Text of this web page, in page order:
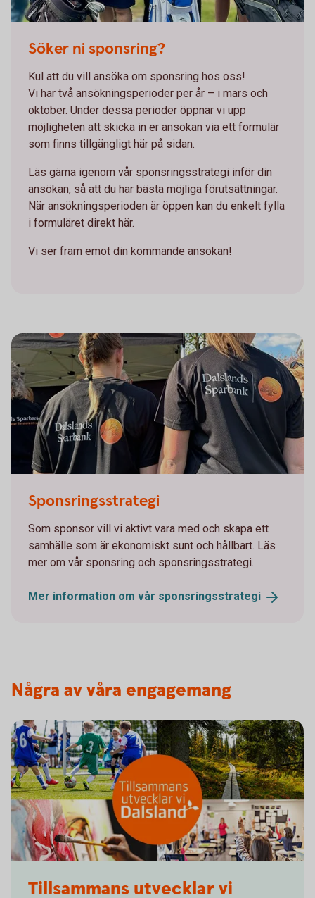
Söker ni sponsring?
Kul att du vill ansöka om sponsring hos oss!
Vi har två ansökningsperioder per år – i mars och
oktober. Under dessa perioder öppnar vi upp
möjligheten att skicka in er ansökan via ett formulär
som finns tillgängligt här på sidan.
Läs gärna igenom vår sponsringsstrategi inför din
ansökan, så att du har bästa möjliga förutsättningar.
När ansökningsperioden är öppen kan du enkelt fylla
i formuläret direkt här.
Vi ser fram emot din kommande ansökan!
Sponsringsstrategi
Som sponsor vill vi aktivt vara med och skapa ett
samhälle som är ekonomiskt sunt och hållbart. Läs
mer om vår sponsring och sponsringsstrategi.
Mer information om vår sponsringsstrategi
Några av våra engagemang
Tillsammans utvecklar vi